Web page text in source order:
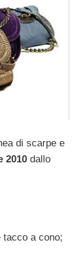
di scarpe e
2010 dallo
tacco a cono;